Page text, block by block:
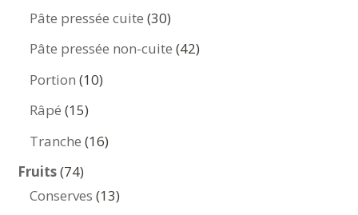
produits
Pâte pressée cuite 3030
produits
Pâte pressée non-cuite 4242
Portion 1010
Râpé 1515
produits
Tranche 1616
Fruits 7474
produits
Conserves 1313